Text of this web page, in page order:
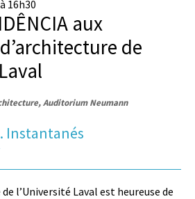
16h30
aux
de
Auditorium Neumann
Instantanés
l’Université Laval est heureuse de